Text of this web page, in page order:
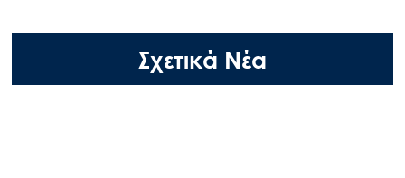
Επικοινωνία
Σχετικά Νέα